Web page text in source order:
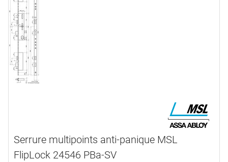
Serrure multipoints anti-panique MSL
FlipLock 24546 PBa-SV